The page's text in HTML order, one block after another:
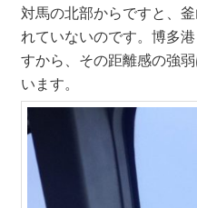
対馬の北部からですと、
れていないのです。博多
すから、その距離感の強
います。